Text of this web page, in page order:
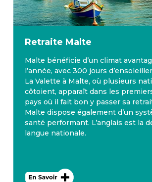
Retraite Malte
Malte bénéficie d’un climat
l’année, avec 300 jours
La Valette à Malte, où plusieurs
côtoient, apparaît dans les
pays où il fait bon y passer sa
Malte dispose également d’un
santé performant. L’anglais est la
langue nationale.